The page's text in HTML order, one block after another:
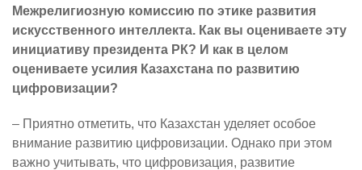
Межрелигиозную комиссию по этике развития
искусственного интеллекта. Как вы оцениваете эту
инициативу президента РК? И как в целом
оцениваете усилия Казахстана по развитию
цифровизации?
– Приятно отметить, что Казахстан уделяет особое
внимание развитию цифровизации. Однако при этом
важно учитывать, что цифровизация, развитие